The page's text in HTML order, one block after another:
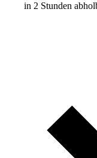
in 2 Stunden